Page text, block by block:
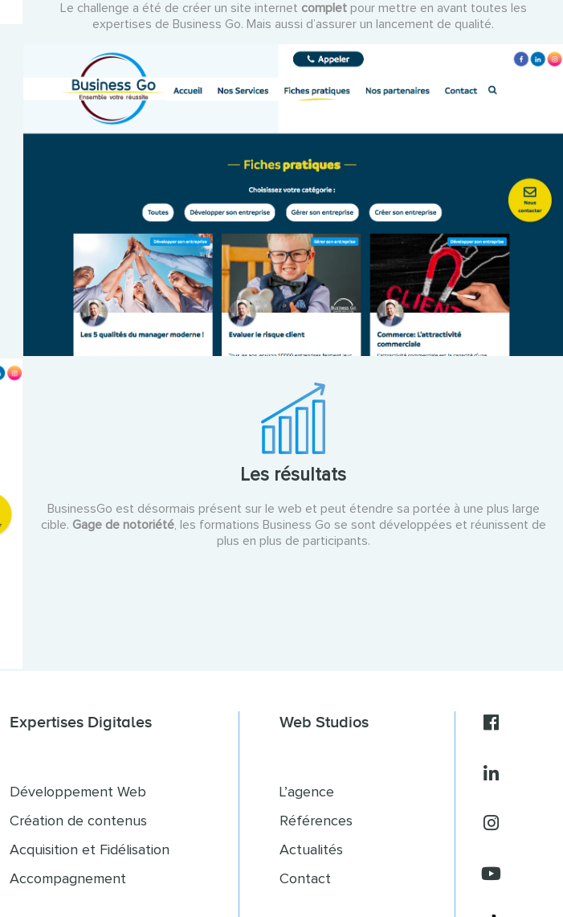
Le challenge a été de créer un site internet completpour mettre en avant toutes les
expertises de Business Go. Mais aussi d’assurer un lancement de qualité.
Les résultats
BusinessGo est désormais présent sur le web et peut étendre sa portée à une plus large
cible. Gage de notoriété, les formations Business Go se sont développées et réunissent de
plus en plus de participants.
Expertises Digitales
Développement Web
Création de contenus
Acquisition et Fidélisation
Accompagnement
Web Studios
L’agence
Références
Actualités
Contact